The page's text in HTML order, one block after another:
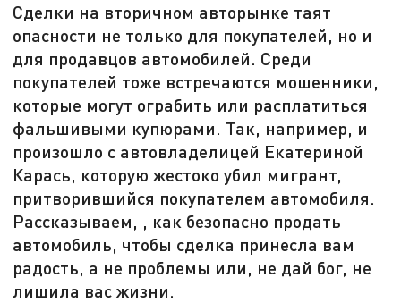
Сделки на вторичном авторынке таят
опасности не только для покупателей, но и
для продавцов автомобилей. Среди
покупателей тоже встречаются мошенники,
которые могут ограбить или расплатиться
фальшивыми купюрами. Так, например, и
произошло с автовладелицей Екатериной
Карась, которую жестоко убил мигрант,
притворившийся покупателем автомобиля.
Рассказываем, , как безопасно продать
автомобиль, чтобы сделка принесла вам
радость, а не проблемы или, не дай бог, не
лишила вас жизни.